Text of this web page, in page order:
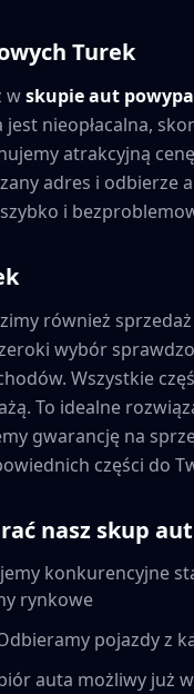
Turek
wskupie aut
nieopłacalna,
atrakcyjną
adres i odbierze
i
również sprzedaż
wybór
Wszystkie
To idealne
gwarancję na
części do
nasz skup aut
konkurencyjne
rynkowe
pojazdy z
auta możliwy już